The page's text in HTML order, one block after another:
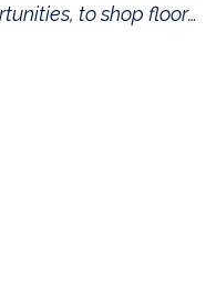
to shop floor
bottom-line gains…” -
dell’IoT, inteso
ICT,